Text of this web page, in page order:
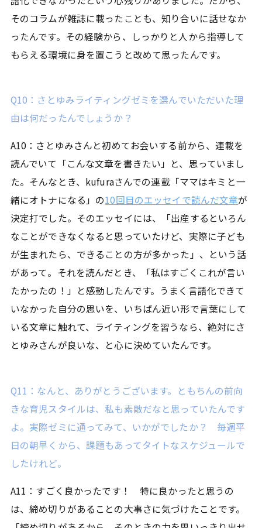
そのコラムが雑誌に載ったことも、知り合いに話せなか
ったんです。その経験から、しっかりと人から指導して
もらえる環境に身を置こうと改めて思ったんです。
Q10：さとゆみライティングゼミを選んでいただいた理
由は何だったんでしょうか？
A10：さとゆみさんと初めてお会いする前から、連載を
読んでいて「こんな文章を書きたい」と、思っていまし
た。そんなとき、kufuraさんでの連載「ママはキミと一
緒にオトナになる」の10回目のエッセイで読んだ文章が
決定打でした。そのエッセイには、「出産するといろん
なことができなくなると思っていたけど、実際に子ども
が生まれたら、できることの方が多かった」、という話
があって。それを読んだとき、「私はすごくこれが言い
たかったの！」と感動したんです。うまく言語化できて
いなかった自分の思いを、いちばん近い形で言葉にして
いる文章に触れて、ライティングを習うなら、絶対にさ
とゆみさんが良いな、と心に決めていたんです。
Q11：なんと、ありがとうございます。ともちんの前向
きな育児スタイルは、私も素敵だなと思っていたんです
よ。実際ゼミに通ってみて、いかがでしたか？ 毎週平
日の朝早くから、課題もあってタイトなスケジュールで
したけれど。
A11：すごく良かったです！ 特に良かったと思うの
は、締め切りがあることの大事さに気づけたことです。